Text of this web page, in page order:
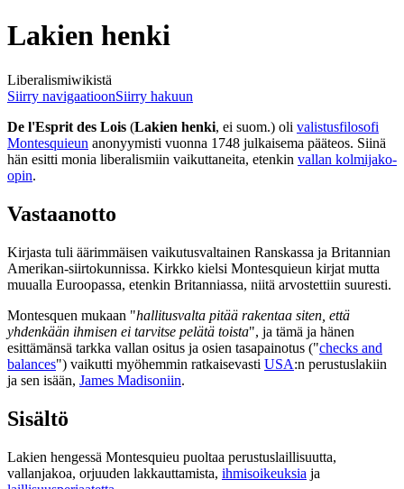
Lakien henki
Liberalismiwikistä
Siirry navigaatioonSiirry hakuun
De l'Esprit des Lois (Lakien henki, ei suom.) oli valistusfilosofi
Montesquieun anonyymisti vuonna 1748 julkaisema pääteos. Siinä
hän esitti monia liberalismiin vaikuttaneita, etenkin vallan kolmijako-
opin.
Vastaanotto
Kirjasta tuli äärimmäisen vaikutusvaltainen Ranskassa ja Britannian
Amerikan-siirtokunnissa. Kirkko kielsi Montesquieun kirjat mutta
muualla Euroopassa, etenkin Britanniassa, niitä arvostettiin suuresti.
Montesquen mukaan "hallitusvalta pitää rakentaa siten, että
yhdenkään ihmisen ei tarvitse pelätä toista", ja tämä ja hänen
esittämänsä tarkka vallan ositus ja osien tasapainotus ("checks and
balances") vaikutti myöhemmin ratkaisevasti USA:n perustuslakiin
ja sen isään, James Madisoniin.
Sisältö
Lakien hengessä Montesquieu puoltaa perustuslaillisuutta,
vallanjakoa, orjuuden lakkauttamista, ihmisoikeuksia ja